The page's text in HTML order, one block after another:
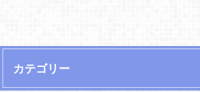
カテゴリー